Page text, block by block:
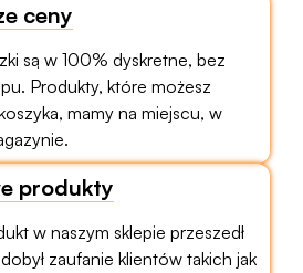
ceny
są w 100% dyskretne, bez
Produkty, które możesz
mamy na miejscu, w
produkty
w naszym sklepie przeszedł
zaufanie klientów takich jak